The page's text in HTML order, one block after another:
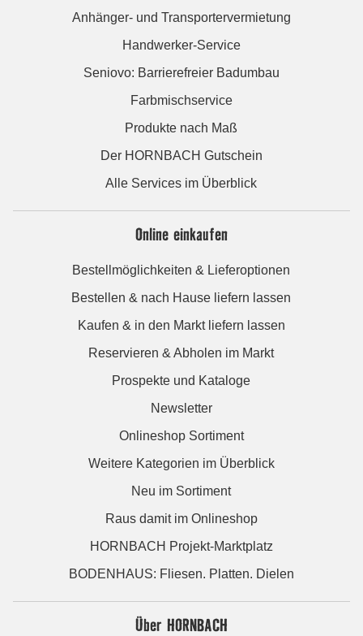
Anhänger- und Transportervermietung
Handwerker-Service
Seniovo: Barrierefreier Badumbau
Farbmischservice
Produkte nach Maß
Der HORNBACH Gutschein
Alle Services im Überblick
Online einkaufen
Bestellmöglichkeiten & Lieferoptionen
Bestellen & nach Hause liefern lassen
Kaufen & in den Markt liefern lassen
Reservieren & Abholen im Markt
Prospekte und Kataloge
Newsletter
Onlineshop Sortiment
Weitere Kategorien im Überblick
Neu im Sortiment
Raus damit im Onlineshop
HORNBACH Projekt-Marktplatz
BODENHAUS: Fliesen. Platten. Dielen
Über HORNBACH